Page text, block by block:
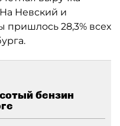
Невский и
пришлось 28,3% всех
бензин